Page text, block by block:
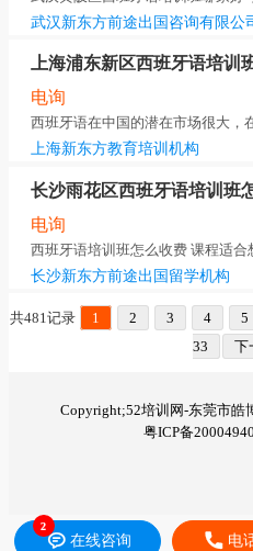
武汉新东方前途出国咨询有限公
上海浦东新区西班牙语培训
电询
上海新东方教育培训机构
长沙雨花区西班牙语培训班
电询
西班牙语培训班怎么收费 课程适
长沙新东方前途出国留学机构
共481记录 1 2 3 4 5
33
下
Copyright;52培训网-东莞市皓
粤ICP备
在线咨询 电